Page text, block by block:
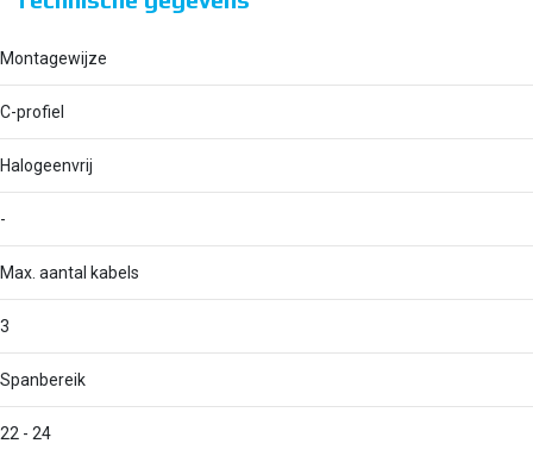
Montagewijze
C-profiel
Halogeenvrij
-
Max. aantal kabels
3
Spanbereik
22 - 24